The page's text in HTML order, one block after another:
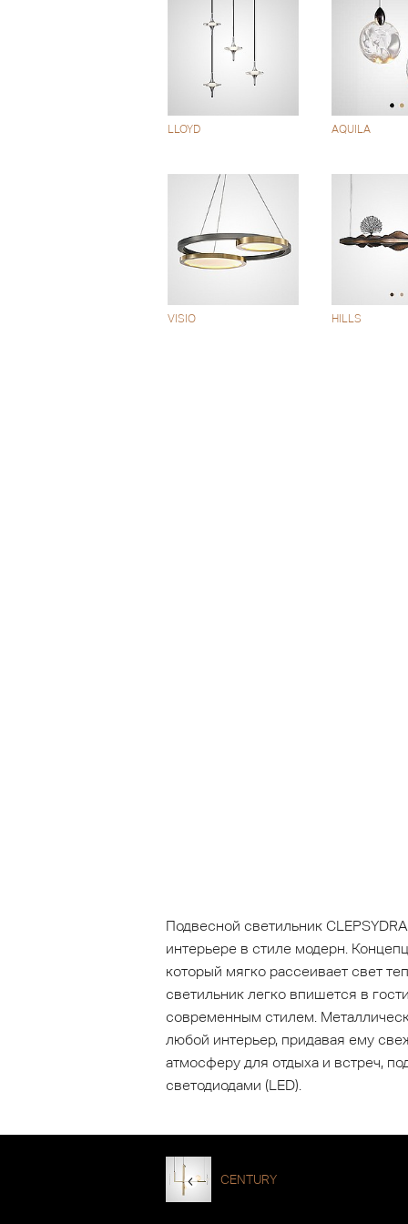
LLOYD AQUILA
VISIO HILLS
Подвесной светильник
интерьере в стиле модерн.
который мягко рассеивает свет
светильник легко впишется в
современным стилем.
любой интерьер, придавая ему
атмосферу для отдыха и встреч,
светодиодами (LED).
CENTURY